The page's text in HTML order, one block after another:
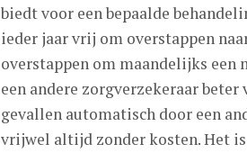
biedt voor een bepaalde
ieder jaar vrij om overstappen
overstappen om maandelijks een
een andere zorgverzekeraar
gevallen automatisch door een
vrijwel altijd zonder kosten. Het